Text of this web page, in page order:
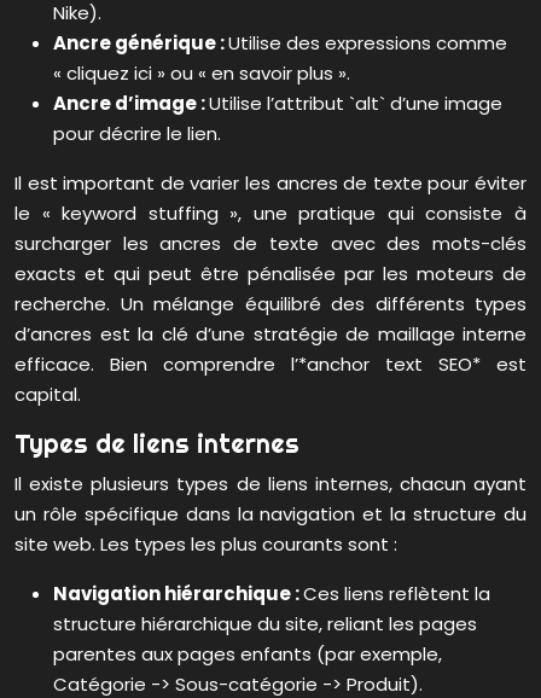
Nike).
Ancre générique :Utilise des expressions comme
« cliquez ici » ou « en savoir plus ».
Ancre d’image :Utilise l’attribut `alt` d’une image
pour décrire le lien.
Il est important de varier les ancres de texte pour éviter
le « keyword stuffing », une pratique qui consiste à
surcharger les ancres de texte avec des mots-clés
exacts et qui peut être pénalisée par les moteurs de
recherche. Un mélange équilibré des différents types
d’ancres est la clé d’une stratégie de maillage interne
efficace. Bien comprendre l’*anchor text SEO* est
capital.
Types de liens internes
Il existe plusieurs types de liens internes, chacun ayant
un rôle spécifique dans la navigation et la structure du
site web. Les types les plus courants sont :
Navigation hiérarchique :Ces liens reflètent la
structure hiérarchique du site, reliant les pages
parentes aux pages enfants (par exemple,
Catégorie -> Sous-catégorie -> Produit).